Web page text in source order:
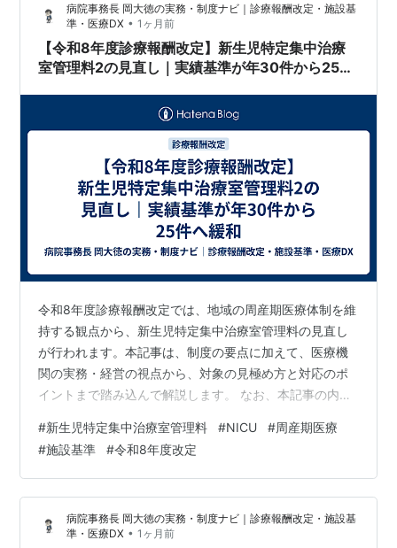
病院事務長 岡大徳の実務・制度ナビ｜診療報酬改定・施設基
準・医療DX • 1ヶ月前
【令和8年度診療報酬改定】新生児特定集中治療
室管理料2の見直し｜実績基準が年30件から25件
令和8年度診療報酬改定では、地域の周産期医療体制を維
持する観点から、新生児特定集中治療室管理料の見直し
が行われます。本記事は、制度の要点に加えて、医療機
関の実務・経営の視点から、対象の見極め方と対応のポ
イントまで踏み込んで解説します。 なお、本記事の内容
したい方は、LISTENのエピソードをお聴きください。
【解説動画】新生児特定集中治療室管理料2の施設基準緩
和｜令和8年度改定 by @daitoku0110 1. 結論：管理料2
の実績基準が「30件→25件」に緩和 2. なぜ緩和するの
か：低出生体重児の減少と経営リスク 3. 誰が対象か：緩
#新生児特定集中治療室管理料 #NICU #周産期医療
#施設基準 #令和8年度改定
病院事務長 岡大徳の実務・制度ナビ｜診療報酬改定・施設基
準・医療DX • 1ヶ月前